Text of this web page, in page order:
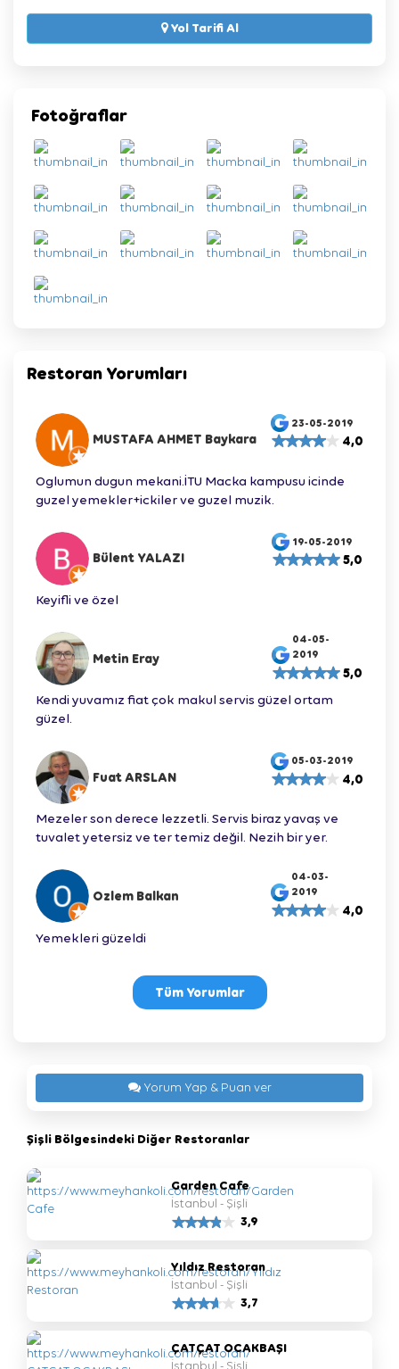
Yol Tarifi Al
Fotoğraflar
Restoran Yorumları
MUSTAFA AHMET Baykara
23-05-2019
4,0
Oglumun dugun mekani.İTU Macka kampusu icinde
guzel yemekler+ickiler ve guzel muzik.
Bülent YALAZI
19-05-2019
5,0
Keyifli ve özel
Metin Eray
04-05-
2019
5,0
Kendi yuvamız fiat çok makul servis güzel ortam
güzel.
Fuat ARSLAN
05-03-2019
4,0
Mezeler son derece lezzetli. Servis biraz yavaş ve
tuvalet yetersiz ve ter temiz değil. Nezih bir yer.
Ozlem Balkan
04-03-
2019
4,0
Yemekleri güzeldi
Tüm Yorumlar
Yorum Yap & Puan ver
Şişli Bölgesindeki Diğer Restoranlar
Garden Cafe
İstanbul - Şişli
3,9
Yıldız Restoran
İstanbul - Şişli
3,7
ÇATÇAT OCAKBAŞI